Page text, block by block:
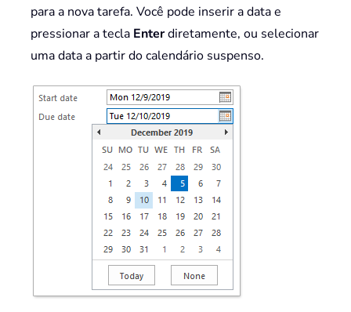
para a nova tarefa. Você pode inserir a data e
pressionar a tecla Enterdiretamente, ou selecionar
uma data a partir do calendário suspenso.